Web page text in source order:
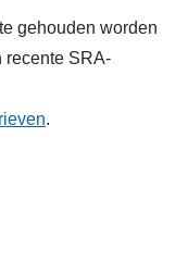
gehouden worden
recente SRA-
.